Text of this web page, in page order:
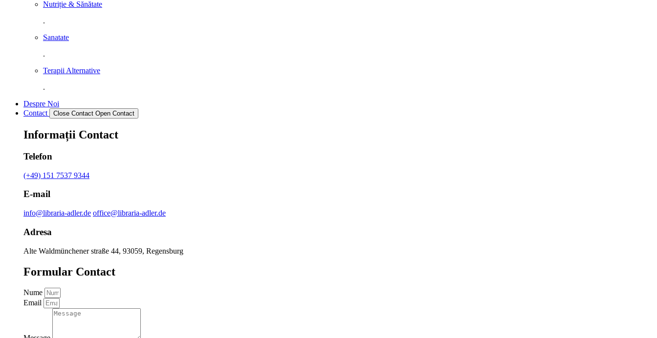
Nutriție & Sănătate
.
Sanatate
.
Terapii Alternative
.
Despre Noi
Contact
Close Contact Open Contact
Informații Contact
Telefon
(+49) 151 7537 9344
E-mail
info@libraria-adler.de office@libraria-adler.de
Adresa
Alte Waldmünchener straße 44, 93059, Regensburg
Formular Contact
Nume
Email